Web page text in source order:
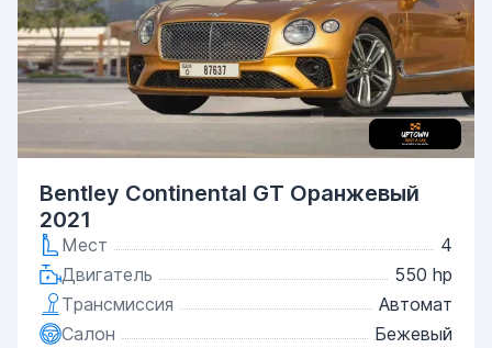
Bentley Continental GT Оранжевый
2021
Мест
4
Двигатель
550 hp
Трансмиссия
Автомат
Салон
Бежевый